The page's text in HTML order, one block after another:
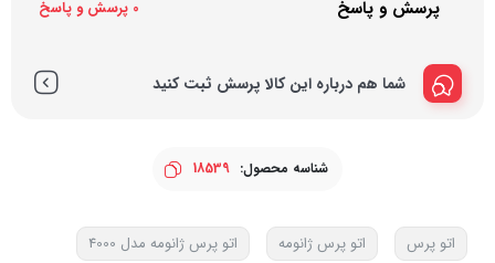
پرسش و پاسخ 0 پرسش و پاسخ
شما هم درباره این کالا پرسش ثبت کنید
شناسه محصول: 18539
اتو پرس اتو پرس ژانومه
اتو پرس ژانومه مدل 4000